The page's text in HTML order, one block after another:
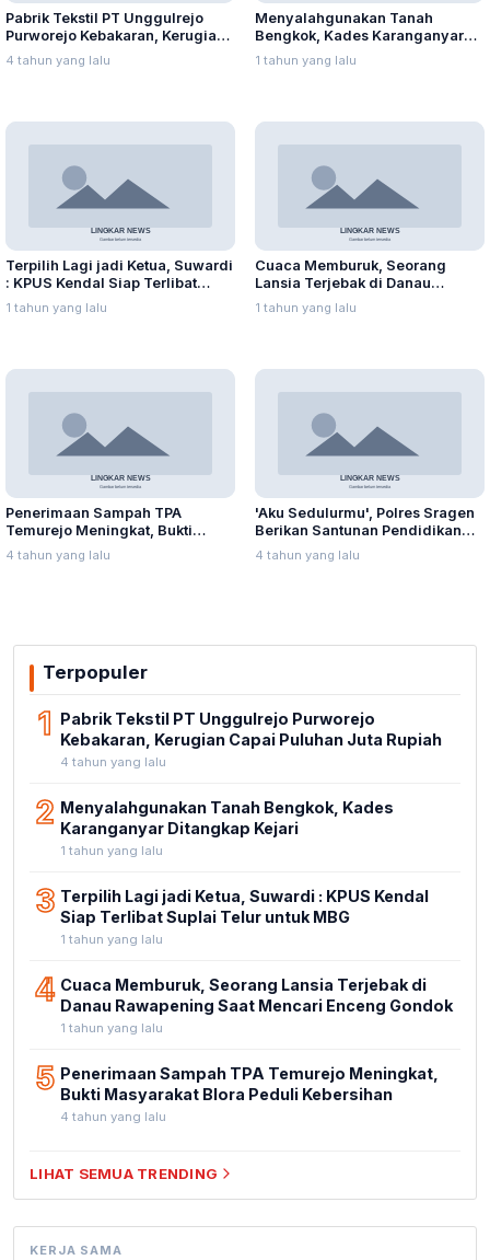
Pabrik Tekstil PT Unggulrejo
Purworejo Kebakaran, Kerugian
Capai Puluhan Juta Rupiah
4 tahun yang lalu
Menyalahgunakan Tanah
Bengkok, Kades Karanganyar
Ditangkap Kejari
1 tahun yang lalu
Terpilih Lagi jadi Ketua, Suwardi
: KPUS Kendal Siap Terlibat
Suplai Telur untuk MBG
1 tahun yang lalu
Cuaca Memburuk, Seorang
Lansia Terjebak di Danau
Rawapening Saat Mencari
Enceng Gondok
1 tahun yang lalu
Penerimaan Sampah TPA
Temurejo Meningkat, Bukti
Masyarakat Blora Peduli
Kebersihan
4 tahun yang lalu
'Aku Sedulurmu', Polres Sragen
Berikan Santunan Pendidikan
Anak Yatim Piatu
4 tahun yang lalu
Terpopuler
1 Pabrik Tekstil PT Unggulrejo Purworejo
Kebakaran, Kerugian Capai Puluhan Juta Rupiah
4 tahun yang lalu
2 Menyalahgunakan Tanah Bengkok, Kades
Karanganyar Ditangkap Kejari
1 tahun yang lalu
3 Terpilih Lagi jadi Ketua, Suwardi : KPUS Kendal
Siap Terlibat Suplai Telur untuk MBG
1 tahun yang lalu
4 Cuaca Memburuk, Seorang Lansia Terjebak di
Danau Rawapening Saat Mencari Enceng Gondok
1 tahun yang lalu
5 Penerimaan Sampah TPA Temurejo Meningkat,
Bukti Masyarakat Blora Peduli Kebersihan
4 tahun yang lalu
LIHAT SEMUA TRENDING
KERJA SAMA